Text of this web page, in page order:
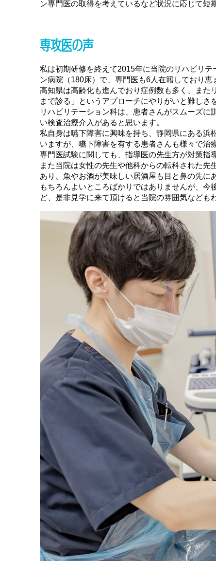
ン専門医の取得を考えているなど状況に応じて短
専攻医の声
私は初期研修を終えて2015年に当院のリハビリ
ン病院（180床）で、専門医も6人在籍しており恵
高知県は高齢化も進んでおり症例数も多く、ま
まで診る」というアプローチにやりがいと難しさ
リハビリテーション科は、患者さんがスムーズ
い検査治療介入があると思います。
私自身は嚥下障害に興味を持ち、静岡県にある浜
いますが、嚥下障害を有する患者さんも様々で治
専門医試験に関しても、指導医の先生方が対策指
また当院は女性の先生や他科からの転科された
あり、魚やお酒が美味しい居酒屋も目と鼻の先に
もちろんよいところばかりではありませんが、
ど、是非見学に来て頂けると当院の雰囲気なども